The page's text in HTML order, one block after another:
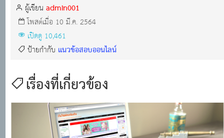
ผู้เขียนadmin001
โพสต์เมื่อ 10 มี.ค. 2564
เปิดดู 10,461
ป้ายกำกับ แนวข้อสอบออนไลน์
เรื่องที่เกี่ยวข้อง